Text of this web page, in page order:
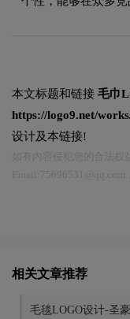
本文标题和链接 毛巾
https://logo9.net/
设计及本链接!
相关文章推荐
毛毯LOGO设计-圣